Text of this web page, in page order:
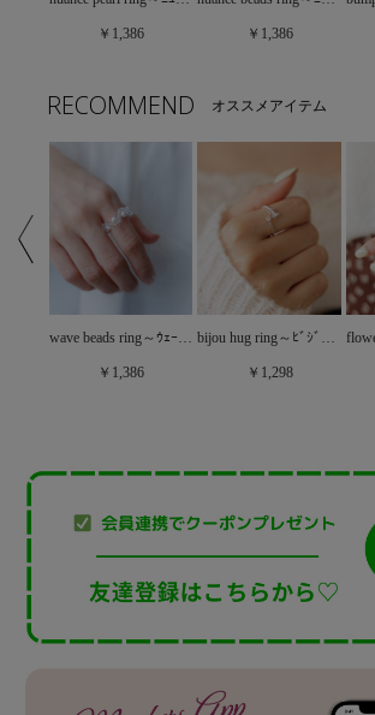
￥1,386 ￥1,386
RECOMMEND オススメアイテム
wave beads ring～ｳｪｰﾌﾞﾋﾞｰｽﾞﾘﾝｸﾞ
￥1,386
bijou hug ring～ﾋﾞｼﾞｭｰﾊｸﾞﾘﾝｸﾞ
￥1,298